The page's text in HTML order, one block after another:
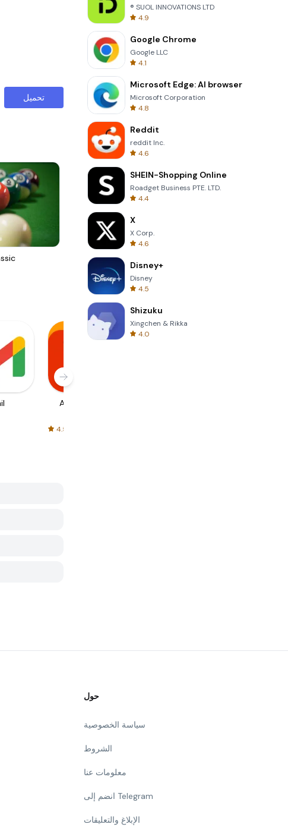
تحميل
AliExpress
4.5
® SUOL INNOVATIONS LTD
4.9
Google Chrome
Google LLC
4.1
Microsoft Edge: AI browser
Microsoft Corporation
4.8
Reddit
reddit Inc.
4.6
SHEIN-Shopping Online
Roadget Business PTE. LTD.
4.4
X
X Corp.
4.6
Disney+
Disney
4.5
Shizuku
Xingchen & Rikka
4.0
حول
سياسة الخصوصية
الشروط
معلومات عنا
انضم إلى Telegram
الإبلاغ والتعليقات